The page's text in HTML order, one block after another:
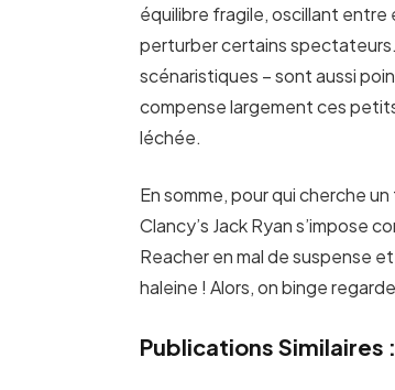
équilibre fragile, oscillant
perturber certains
scénaristiques – sont aussi
compense largement ces
léchée.
En somme, pour qui cherche
Clancy’s Jack Ryan s’impose
Reacher en mal de suspense
haleine ! Alors, on binge
Publications Similaires :